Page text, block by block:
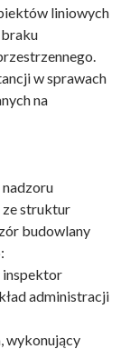
liniowych
braku
w sprawach
na
ze struktur
budowlany
inspektor
administracji
wykonujący